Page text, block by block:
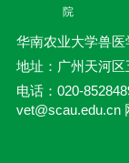
院
华南农业大学兽医
地址：广州天河
电话：020-
vet@scau.edu.cn